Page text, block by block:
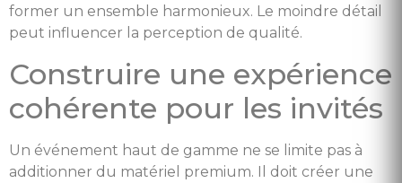
former un ensemble harmonieux. Le moindre détail
peut influencer la perception de qualité.
Construire une expérience
cohérente pour les invités
Un événement haut de gamme ne se limite pas à
additionner du matériel premium. Il doit créer une